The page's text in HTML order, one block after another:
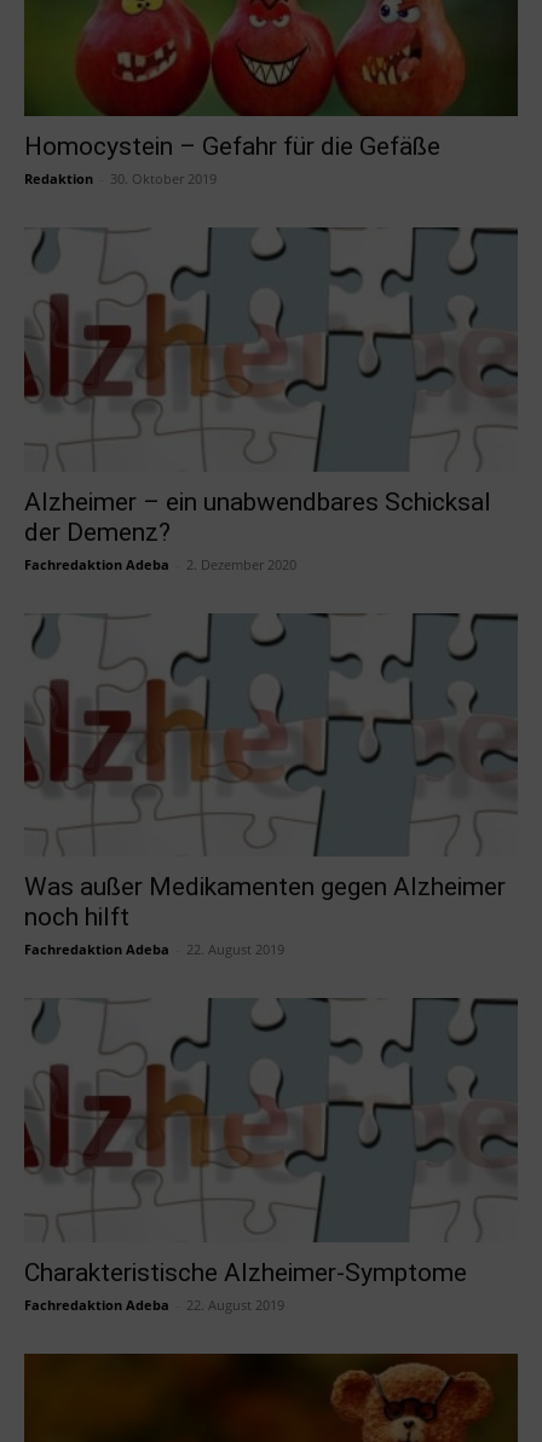
Homocystein – Gefahr für die Gefäße
Redaktion 30. Oktober 2019
Alzheimer – ein unabwendbares Schicksal
der Demenz?
Fachredaktion Adeba 2. Dezember 2020
Was außer Medikamenten gegen Alzheimer
noch hilft
Fachredaktion Adeba 22. August 2019
Charakteristische Alzheimer-Symptome
Fachredaktion Adeba 22. August 2019